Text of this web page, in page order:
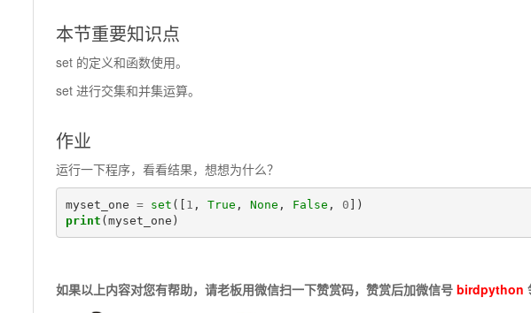
本节重要知识点
set 的定义和函数使用。
set 进行交集和并集运算。
作业
运行一下程序，看看结果，想想为什么？
myset_one = set ([ 1 , True , None , False , 0 ])
print (myset_one )
如果以上内容对您有帮助，请老板用微信扫一下赞赏码，赞赏后加微信号 birdpython